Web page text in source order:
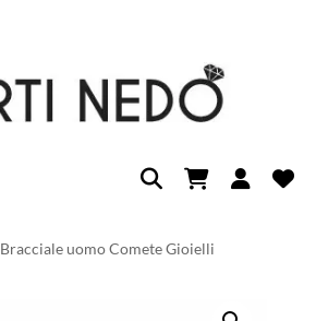
Bracciale uomo Comete Gioielli